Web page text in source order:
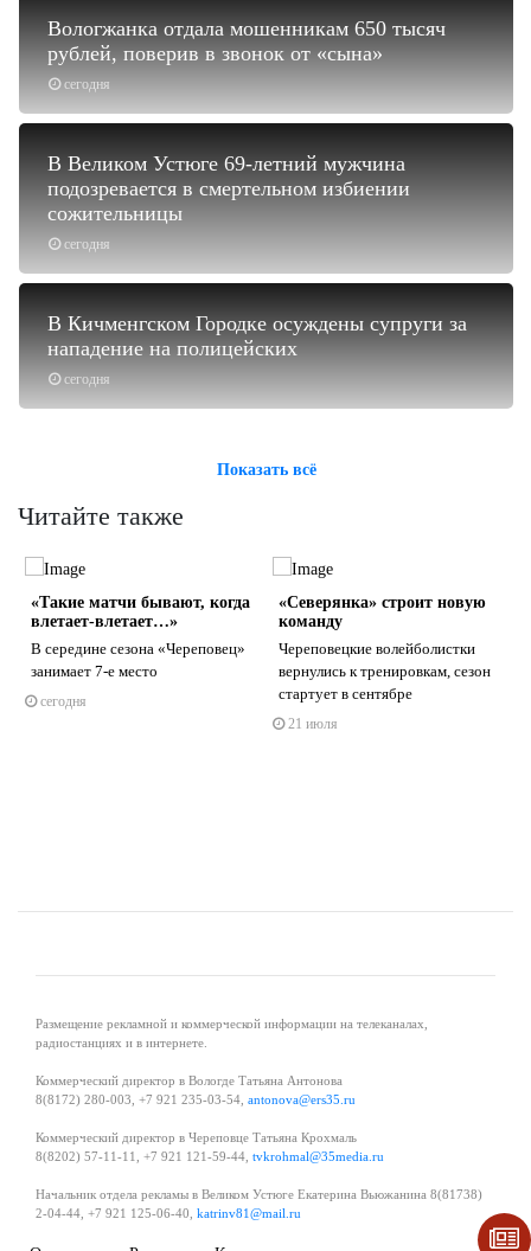
сегодня
Вологжанка отдала мошенникам 650 тысяч
рублей, поверив в звонок от «сына»
сегодня
В Великом Устюге 69-летний мужчина
подозревается в смертельном избиении
сожительницы
сегодня
В Кичменгском Городке осуждены супруги за
нападение на полицейских
Показать всё
Читайте также
«Такие матчи бывают, когда
влетает-влетает…»
В середине сезона «Череповец»
занимает 7-е место
сегодня
«Северянка» строит новую
команду
Череповецкие волейболистки
вернулись к тренировкам, сезон
стартует в сентябре
21 июля
Размещение рекламной и коммерческой информации на телеканалах,
радиостанциях и в интернете.
Коммерческий директор в Вологде Татьяна Антонова
8(8172) 280-003, +7 921 235-03-54, antonova@ers35.ru
Коммерческий директор в Череповце Татьяна Крохмаль
8(8202) 57-11-11, +7 921 121-59-44, tvkrohmal@35media.ru
Начальник отдела рекламы в Великом Устюге Екатерина Вьюжанина 8(81738)
2-04-44, +7 921 125-06-40, katrinv81@mail.ru